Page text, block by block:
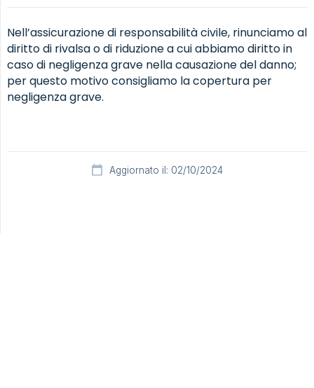
Nell’assicurazione di responsabilità civile, rinunciamo al
diritto di rivalsa o di riduzione a cui abbiamo diritto in
caso di negligenza grave nella causazione del danno;
per questo motivo consigliamo la copertura per
negligenza grave.
Aggiornato il: 02/10/2024